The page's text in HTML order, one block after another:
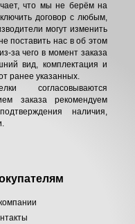
что мы не берём на
договор с любым,
могут изменить
поставить нас в об этом
за чего в момент заказа
вид, комплектация и
ранее указанных.
согласовываются
заказа рекомендуем
наличия,